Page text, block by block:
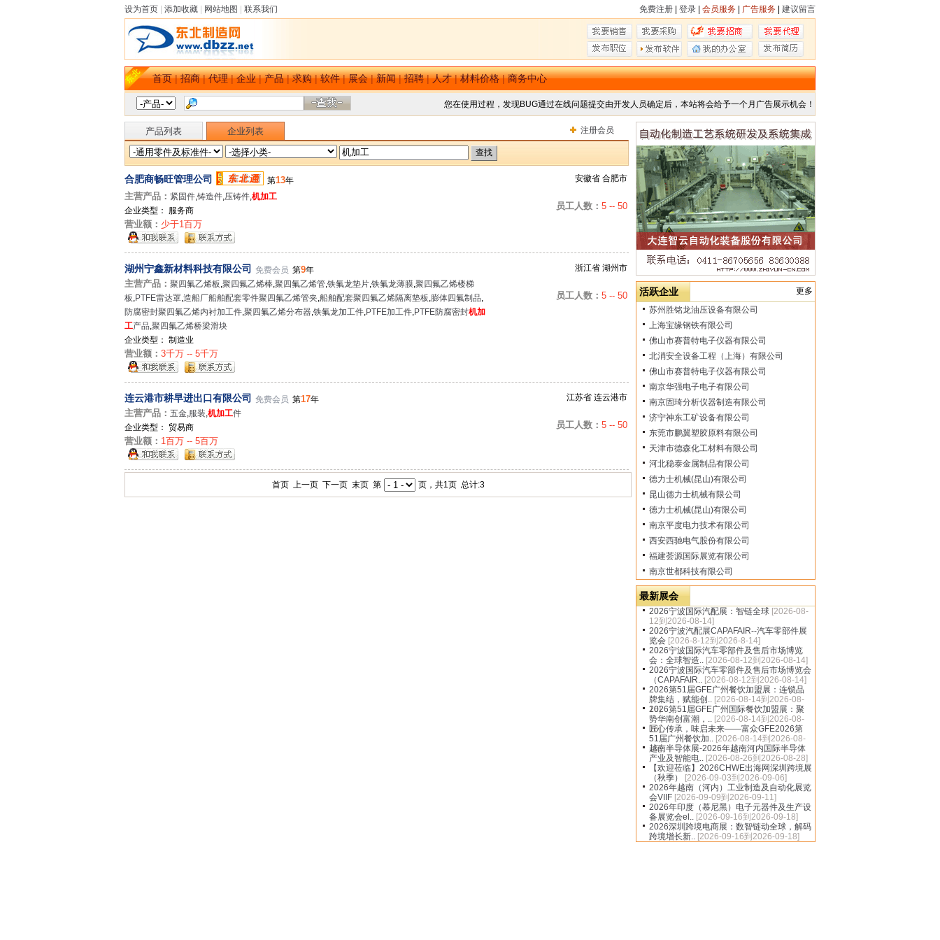
设为首页 添加收藏 网站地图 联系我们 免费注册 登录 会员服务 广告服务 建议留言
首页|招商|代理|企业|产品|求购|软件|展会|新闻|招聘|人才|材料价格|商务中心
您在使用过程，发现BUG通过在线问题提交由开发人员确定后，本站将会给予一个月广告展示机会！
产品列表 企业列表 注册会员
合肥商畅旺管理公司 第13年
主营产品： 紧固件,铸造件,压铸件,机加工
企业类型： 服务商
营业额： 少于1百万
安徽省 合肥市
员工人数： 5 -- 50
湖州宁鑫新材料科技有限公司 免费会员 第9年
主营产品： 聚四氟乙烯板,聚四氟乙烯棒,聚四氟乙烯管,铁氟龙垫片,铁氟龙薄膜,聚四氟乙烯楼梯
板,PTFE雷达罩,造船厂船舶配套零件聚四氟乙烯管夹,船舶配套聚四氟乙烯隔离垫板,膨体四氟制品,
防腐密封聚四氟乙烯内衬加工件,聚四氟乙烯分布器,铁氟龙加工件,PTFE加工件,PTFE防腐密封机加
工产品,聚四氟乙烯桥梁滑块
企业类型： 制造业
营业额： 3千万 -- 5千万
浙江省 湖州市
员工人数： 5 -- 50
连云港市耕早进出口有限公司 免费会员 第17年
主营产品： 五金 服装 机加工件
企业类型： 贸易商
营业额： 1百万 -- 5百万
江苏省 连云港市
员工人数： 5 -- 50
首页 上一页 下一页 末页 第 页，共1页 总计:3
活跃企业
更多
苏州胜铭龙油压设备有限公司
上海宝缘钢铁有限公司
佛山市赛普特电子仪器有限公司
北消安全设备工程（上海）有限公司
佛山市赛普特电子仪器有限公司
南京华强电子电子有限公司
南京固琦分析仪器制造有限公司
济宁神东工矿设备有限公司
东莞市鹏翼塑胶原料有限公司
天津市德森化工材料有限公司
河北稳泰金属制品有限公司
德力士机械(昆山)有限公司
昆山德力士机械有限公司
德力士机械(昆山)有限公司
南京平度电力技术有限公司
西安西驰电气股份有限公司
福建荟源国际展览有限公司
南京世都科技有限公司
最新展会
2026宁波国际汽配展：智链全球 [2026-08-
12到2026-08-14]
2026宁波汽配展CAPAFAIR--汽车零部件展
览会 [2026-8-12到2026-8-14]
2026宁波国际汽车零部件及售后市场博览
会：全球智造.. [2026-08-12到2026-08-14]
2026宁波国际汽车零部件及售后市场博览会
（CAPAFAIR.. [2026-08-12到2026-08-14]
2026第51届GFE广州餐饮加盟展：连锁品
牌集结，赋能创.. [2026-08-14到2026-08-
16]
2026第51届GFE广州国际餐饮加盟展：聚
势华南创富潮，.. [2026-08-14到2026-08-
16]
匠心传承，味启未来——富众GFE2026第
51届广州餐饮加.. [2026-08-14到2026-08-
16]
越南半导体展-2026年越南河内国际半导体
产业及智能电.. [2026-08-26到2026-08-28]
【欢迎莅临】2026CHWE出海网深圳跨境展
（秋季）
[2026-09-03到2026-09-06]
2026年越南（河内）工业制造及自动化展览
会VIIF [2026-09-09到2026-09-11]
2026年印度（慕尼黑）电子元器件及生产设
备展览会el.. [2026-09-16到2026-09-18]
2026深圳跨境电商展：数智链动全球，解码
跨境增长新.. [2026-09-16到2026-09-18]